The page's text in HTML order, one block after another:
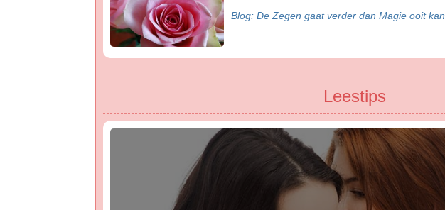
Blog: De Zegen gaat verder dan Magie ooit kan
Leestips